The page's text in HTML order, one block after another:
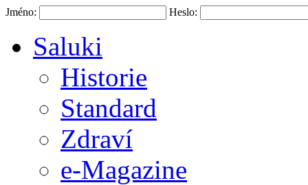
Jméno: Heslo:
Saluki
Historie
Standard
Zdraví
e-Magazine